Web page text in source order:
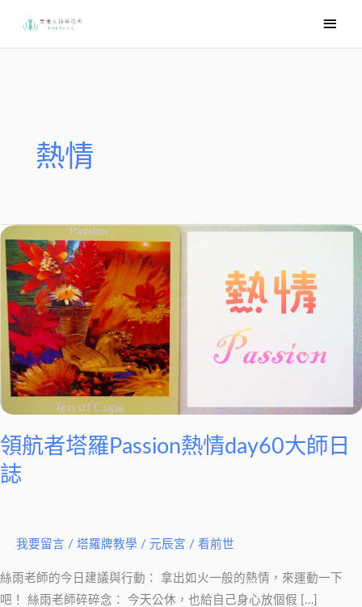
要
熱情
領航者塔羅Passion熱情day60大師日
誌
我要留言 / 塔羅牌教學 / 元辰宮 / 看前世
絲雨老師的今日建議與行動： 拿出如火一般的熱情，來運動一下
吧！ 絲雨老師碎碎念： 今天公休，也給自己身心放個假 […]
領
航
者
塔
羅
Passion
熱
情
day60
師
日